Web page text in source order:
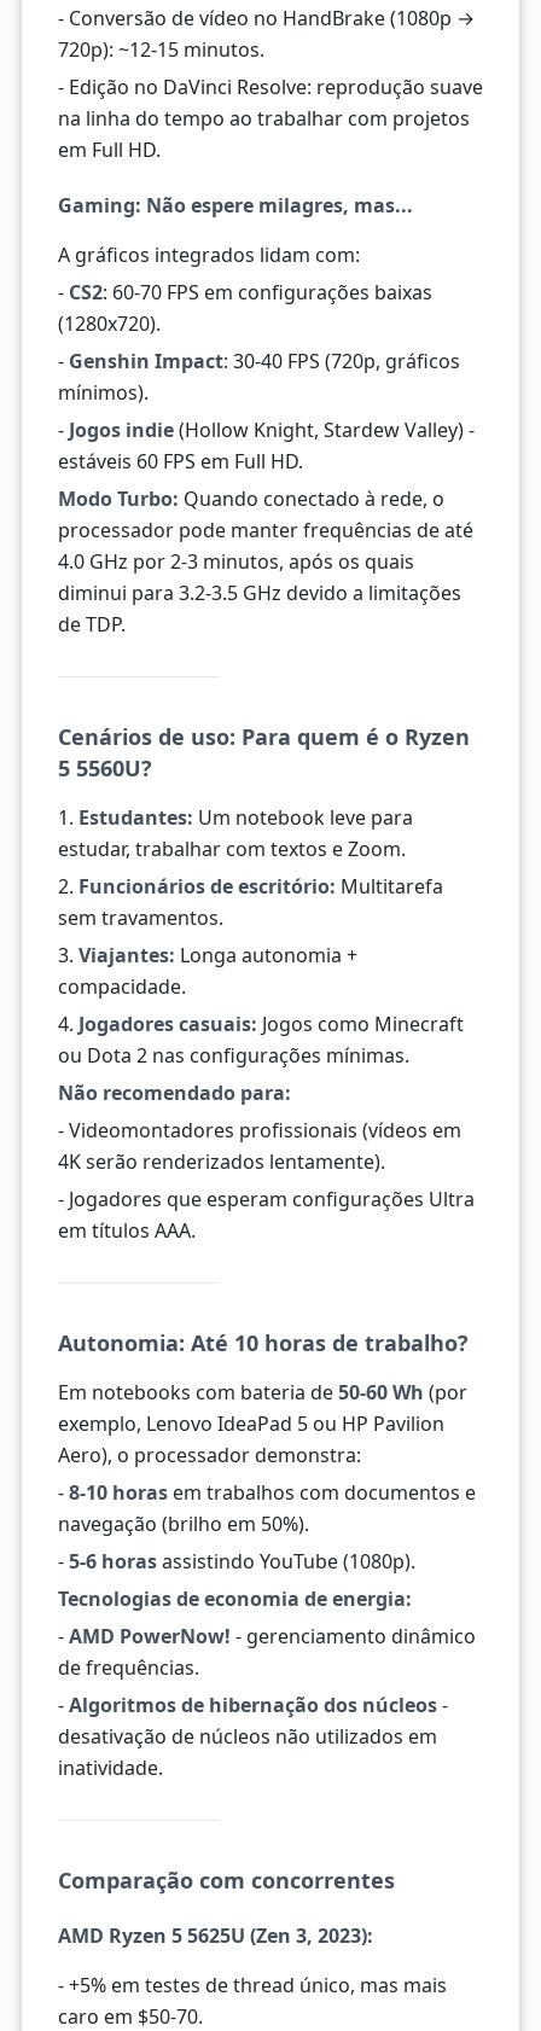
- Conversão de vídeo no HandBrake (1080p →
720p): ~12-15 minutos.
- Edição no DaVinci Resolve: reprodução suave
na linha do tempo ao trabalhar com projetos
em Full HD.
Gaming: Não espere milagres, mas...
A gráficos integrados lidam com:
- CS2: 60-70 FPS em configurações baixas
(1280x720).
- Genshin Impact: 30-40 FPS (720p, gráficos
mínimos).
- Jogos indie(Hollow Knight, Stardew Valley) -
estáveis 60 FPS em Full HD.
Modo Turbo: Quando conectado à rede, o
processador pode manter frequências de até
4.0 GHz por 2-3 minutos, após os quais
diminui para 3.2-3.5 GHz devido a limitações
de TDP.
Cenários de uso: Para quem é o Ryzen
5 5560U?
1. Estudantes: Um notebook leve para
estudar, trabalhar com textos e Zoom.
2. Funcionários de escritório: Multitarefa
sem travamentos.
3. Viajantes: Longa autonomia +
compacidade.
4. Jogadores casuais: Jogos como Minecraft
ou Dota 2 nas configurações mínimas.
Não recomendado para:
- Videomontadores profissionais (vídeos em
4K serão renderizados lentamente).
- Jogadores que esperam configurações Ultra
em títulos AAA.
Autonomia: Até 10 horas de trabalho?
Em notebooks com bateria de50-60 Wh (por
exemplo, Lenovo IdeaPad 5 ou HP Pavilion
Aero), o processador demonstra:
-8-10 horasem trabalhos com documentos e
navegação (brilho em 50%).
-5-6 horasassistindo YouTube (1080p).
Tecnologias de economia de energia:
-AMD PowerNow! - gerenciamento dinâmico
de frequências.
-Algoritmos de hibernação dos núcleos-
desativação de núcleos não utilizados em
inatividade.
Comparação com concorrentes
AMD Ryzen 5 5625U (Zen 3, 2023):
- +5% em testes de thread único, mas mais
caro em $50-70.